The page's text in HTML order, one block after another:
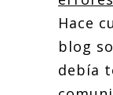
Hace
blog
debía